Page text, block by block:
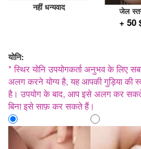
नहीं धन्यवाद जेल
+ 50
योनि:
* स्थिर योनि उपयोगकर्ता अनुभव के लिए
अलग करने योग्य है, यह आपकी गुड़िया की
है। उपयोग के बाद, आप इसे अलग कर सकते
बिना इसे साफ़ कर सकते हैं।